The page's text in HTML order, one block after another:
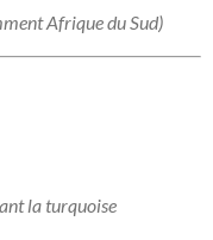
Afrique du Sud)
la turquoise